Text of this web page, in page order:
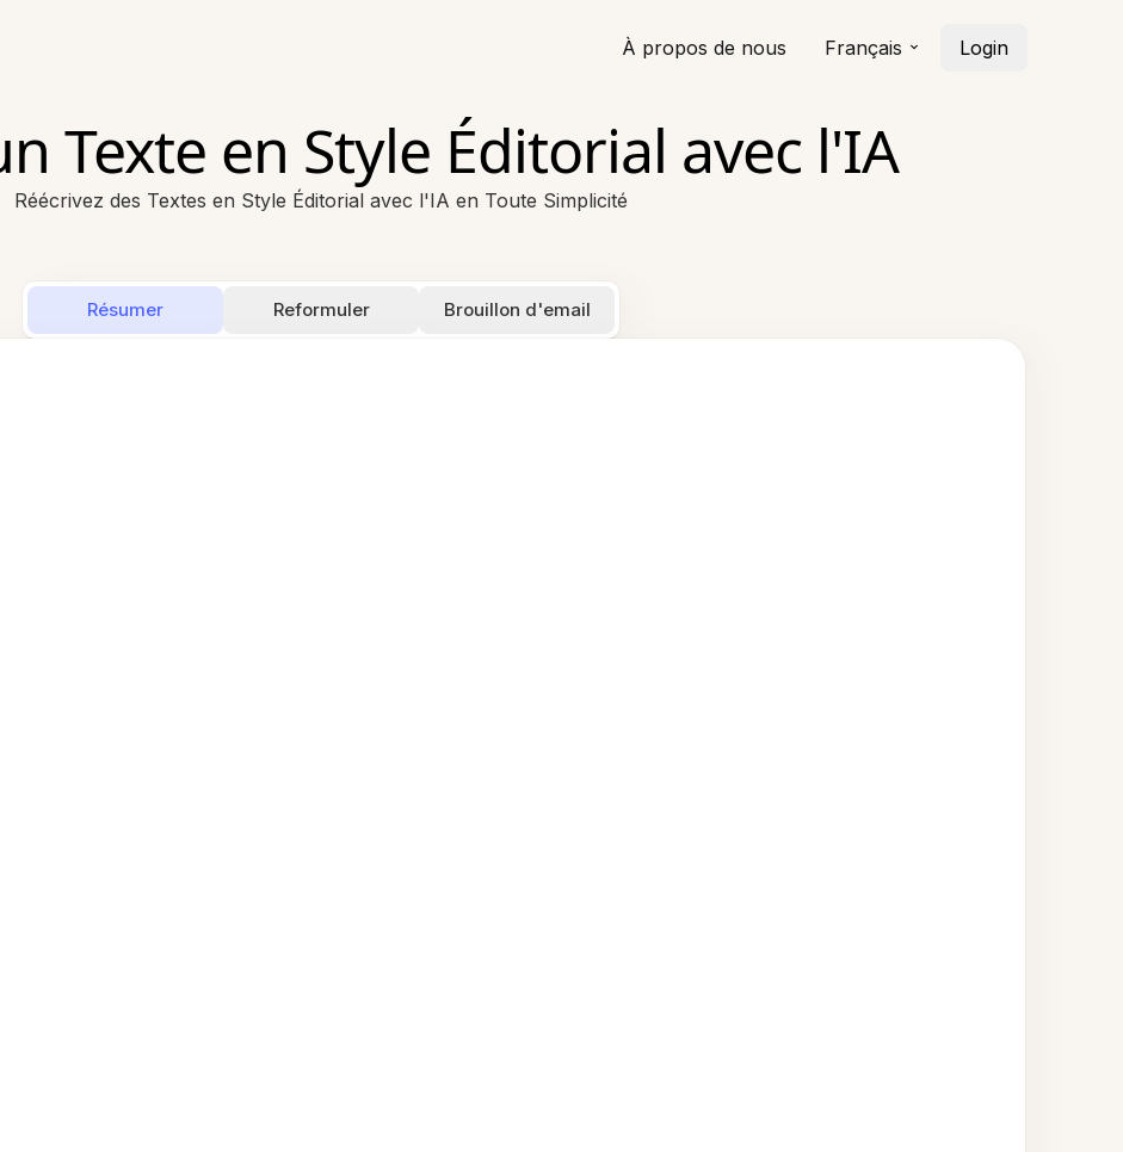
À propos de nous Français Login
Texte en Style Éditorial avec l'IA
Réécrivez des Textes en Style Éditorial avec l'IA en Toute Simplicité
Résumer Reformuler Brouillon d'email